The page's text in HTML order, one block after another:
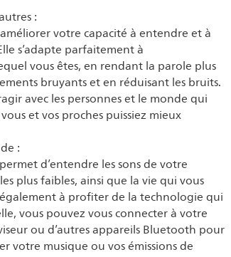
:
votre capacité à entendre et à
s’adapte parfaitement à
vous êtes, en rendant la parole plus
bruyants et en réduisant les bruits.
avec les personnes et le monde qui
et vos proches puissiez mieux
:
d’entendre les sons de votre
plus faibles, ainsi que la vie qui vous
à profiter de la technologie qui
vous pouvez vous connecter à votre
ou d’autres appareils Bluetooth pour
votre musique ou vos émissions de